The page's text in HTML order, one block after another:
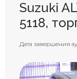
Suzuki
5118,
Дата завершения